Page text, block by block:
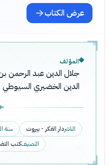
عرض الكتاب
المؤلف
جلال الدين عبد الرحمن
الدين الخضيري السيوطي
الناشردار الفكر - بيروت سنة
التصنيفكتب